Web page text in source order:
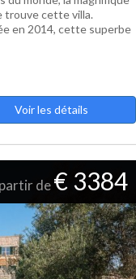
trouve cette villa.
en 2014, cette superbe
Voir les détails
de€ 3384